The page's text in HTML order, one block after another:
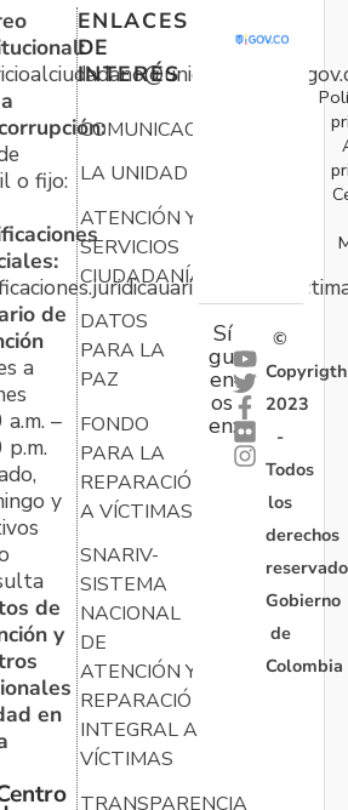
o fijo:
de
a
–
p.m.
y
de
y
en
ENLACES
DE
INTERÉS
COMUNICACIONES
LA UNIDAD
ATENCIÓN Y
SERVICIOS
CIUDADANÍA
DATOS
PARA LA
PAZ
FONDO
PARA LA
REPARACIÓN
A VÍCTIMAS
SNARIV-
SISTEMA
NACIONAL
DE
ATENCIÓN Y
REPARACIÓN
INTEGRAL A
VÍCTIMAS
TRANSPARENCIA
Sí
gu
en
os
en:
©
Copyrigth
2023
-
Todos
los
derechos
Gobierno
de
Colombia